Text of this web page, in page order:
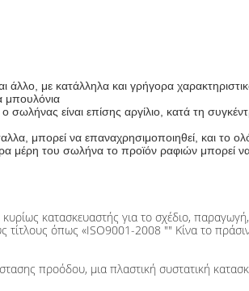
με κατάλληλα και γρήγορα
μπουλόνια
σωλήνας είναι επίσης αργίλιο, κατά τη
μπορεί να επαναχρησιμοποιηθεί, και το
μέρη του σωλήνα το προϊόν ραφιών μπορεί
κατασκευαστής για το σχέδιο,
τίτλους όπως «ISO9001-2008 "" Κίνα το
προόδου, μια πλαστική συστατική